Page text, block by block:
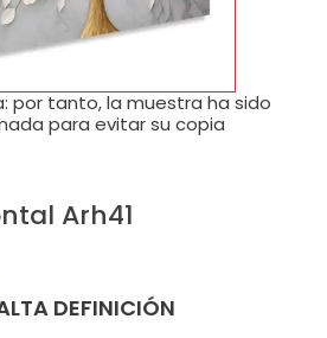
por tanto, la muestra ha sido
para evitar su copia
Arh41
DEFINICIÓN